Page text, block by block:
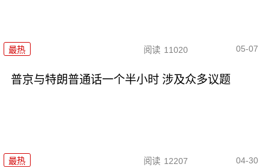
最热 阅读 11020 05-07
普京与特朗普通话一个半小时 涉及众多议题
最热 阅读 12207 04-30